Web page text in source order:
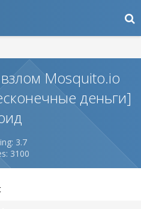
Mosquito.io
деньги]
3.7
3100